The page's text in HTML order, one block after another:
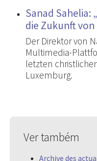
Sanad Sahelia:
die Zukunft von
Der Direktor von
Multimedia-
letzten
Luxemburg.
Ver também
Archive des